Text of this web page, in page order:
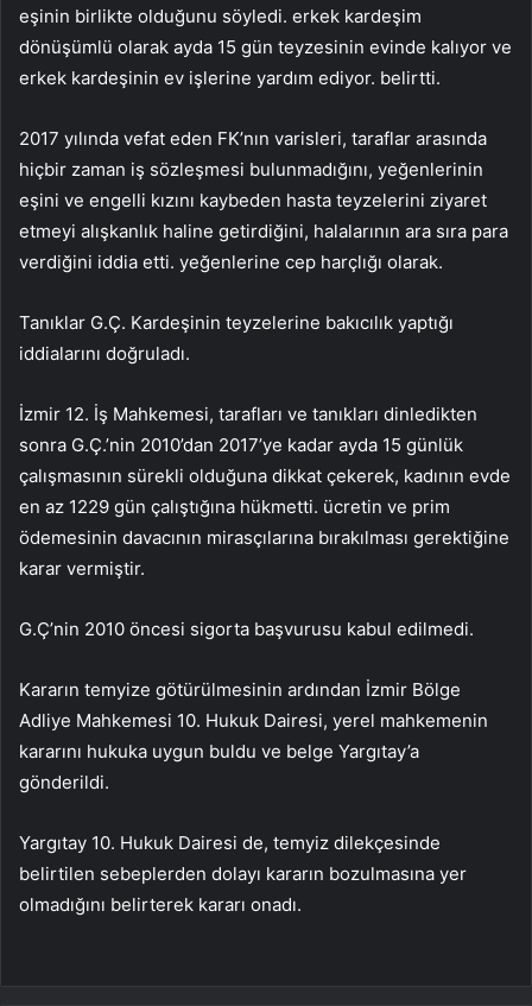
eşinin birlikte olduğunu söyledi. erkek kardeşim
dönüşümlü olarak ayda 15 gün teyzesinin evinde kalıyor ve
erkek kardeşinin ev işlerine yardım ediyor. belirtti.
2017 yılında vefat eden FK’nın varisleri, taraflar arasında
hiçbir zaman iş sözleşmesi bulunmadığını, yeğenlerinin
eşini ve engelli kızını kaybeden hasta teyzelerini ziyaret
etmeyi alışkanlık haline getirdiğini, halalarının ara sıra para
verdiğini iddia etti. yeğenlerine cep harçlığı olarak.
Tanıklar G.Ç. Kardeşinin teyzelerine bakıcılık yaptığı
iddialarını doğruladı.
İzmir 12. İş Mahkemesi, tarafları ve tanıkları dinledikten
sonra G.Ç.’nin 2010’dan 2017’ye kadar ayda 15 günlük
çalışmasının sürekli olduğuna dikkat çekerek, kadının evde
en az 1229 gün çalıştığına hükmetti. ücretin ve prim
ödemesinin davacının mirasçılarına bırakılması gerektiğine
karar vermiştir.
G.Ç’nin 2010 öncesi sigorta başvurusu kabul edilmedi.
Kararın temyize götürülmesinin ardından İzmir Bölge
Adliye Mahkemesi 10. Hukuk Dairesi, yerel mahkemenin
kararını hukuka uygun buldu ve belge Yargıtay’a
gönderildi.
Yargıtay 10. Hukuk Dairesi de, temyiz dilekçesinde
belirtilen sebeplerden dolayı kararın bozulmasına yer
olmadığını belirterek kararı onadı.